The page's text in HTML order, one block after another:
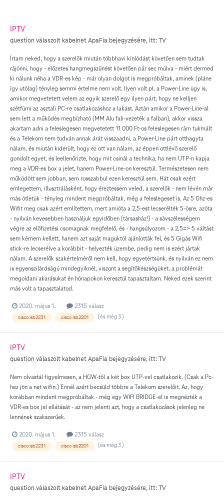
IPTV
question válaszolt kabelnetApaFia bejegyzésére, itt:TV
Írtam neked, hogy a szerelők miután többhavi kínlódást követően sem tudtak
rájönni, hogy - előzetes hangmegszűnést követően pár sec múlva - miért dermed
ki nálunk néha a VDR-es kép - már olyan dolgot is megpróbáltak, aminek (pláne
így utólag) tényleg semmi értelme nem volt. Ilyen volt pl. a Power-Line ügy is,
amikor megvetetett velem az egyik szerelő egy ilyen párt, hogy ne kelljen
szétfúrni az asztali PC-re csatlakozáshoz a lakást. Aztán amikor a Power-Line-al
sem lett a működés megbízható (MM Alu fali-vezeték a falban), akkor vissza
akartam adni a feleslegesen megvetetett 11 000 Ft-os feleslegesen rám tukmált
és a Telekom nem tudván annak árát visszaadni, a Power-Line párt otthagyta
nálam, és miután kiderült, hogy ez ott van nálam, az éppen ottlévő szerelő
gondolt egyet, és leellenőrizte, hogy mit csinál a technika, ha nem UTP-n kapja
meg a VDR-es box a jelet, hanem Power-Line-on keresztül. Természetesen nem
működött sem jobban, sem rosszabbul ezen keresztül sem. Hát csak ezért
emlegettem, illusztrálásként, hogy éreztessem veled, a szerelők - nem lévén már
más ötletük - tényleg mindent megpróbáltak, még a feleslegeset is. Az 5 Ghz-es
Wifit meg csak azért említettem, mert amióta a 2,5-est lecserélték 5-ösre, azóta
- nyilván kevesebben használjuk egyidőben (társasház!) - a sávszélességem
végre az előfizetési csomagnak megfelelő, és - hangsúlyozom - a 2,5=> 5 váltást
sem kérnem kellett, hanem azt saját maguktól ajánlották fel, és 5 Gigás Wifi
stick-re lecserélve a korábbit - helyezték üzembe, pedig nem is ezért jártak
nálam. A szerelők szakértelméről nem kell, hogy egyetértsünk, és nyilván ez nem
is egyenszilárdságú mindegyiknél, viszont a segítőkészségüket, a problémát
megoldani akarásukat én hónapokon keresztül tapasztaltam. Neked ezek szerint
más volt a tapasztalatod.
2020. május 1. 2315 válasz
cisco isb2231 cisco isb2201 (és még 3 )
IPTV
question válaszolt kabelnetApaFia bejegyzésére, itt:TV
Nem olvastál figyelmesen, a HGW-től a két box UTP-vel csatlakozik. (Csak a Pc-
hez jön a net wifin.) Ennél azért becsüld többre a Telekom szerelőit. Az, hogy
korábban mindent megpróbáltak - még egy WIFI BRIDGE-el is megnézték a
VDR-es box jel ellátását - az nem jelenti azt, hogy a csatlakozások jelenleg ne
lennének szakszerűek.
2020. május 1. 2315 válasz
cisco isb2231 cisco isb2201 (és még 3 )
IPTV
question válaszolt kabelnetApaFia bejegyzésére, itt:TV